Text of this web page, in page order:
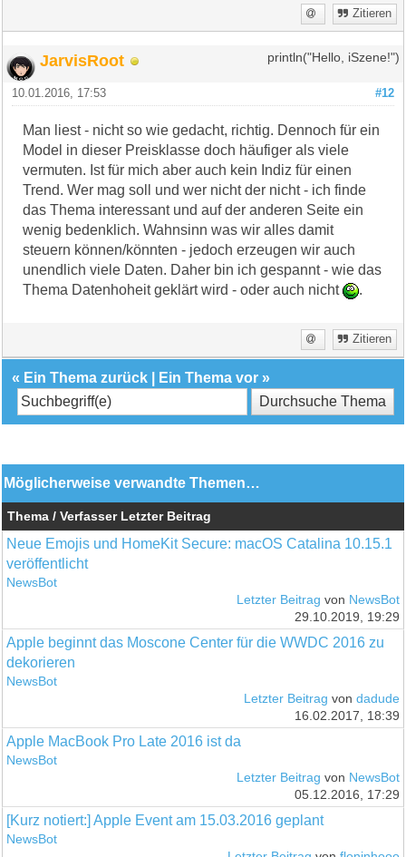
Zitieren
JarvisRoot println("Hello, iSzene!")
#12
10.01.2016, 17:53
Man liest - nicht so wie gedacht, richtig. Dennoch für ein
Model in dieser Preisklasse doch häufiger als viele
vermuten. Ist für mich aber auch kein Indiz für einen
Trend. Wer mag soll und wer nicht der nicht - ich finde
das Thema interessant und auf der anderen Seite ein
wenig bedenklich. Wahnsinn was wir alles damit
steuern können/könnten - jedoch erzeugen wir auch
unendlich viele Daten. Daher bin ich gespannt - wie das
Thema Datenhoheit geklärt wird - oder auch nicht
.
Zitieren
« Ein Thema zurück Ein Thema vor »
Möglicherweise verwandte Themen…
Thema / Verfasser Letzter Beitrag
Neue Emojis und HomeKit Secure: macOS Catalina 10.15.1
veröffentlicht
NewsBot
Letzter Beitrag von NewsBot
29.10.2019, 19:29
Apple beginnt das Moscone Center für die WWDC 2016 zu
dekorieren
NewsBot
Letzter Beitrag von dadude
16.02.2017, 18:39
Apple MacBook Pro Late 2016 ist da
NewsBot
Letzter Beitrag von NewsBot
05.12.2016, 17:29
[Kurz notiert:] Apple Event am 15.03.2016 geplant
NewsBot